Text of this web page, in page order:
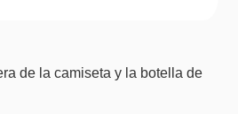
de la camiseta y la botella de